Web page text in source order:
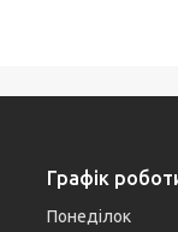
Графік
Понеділок